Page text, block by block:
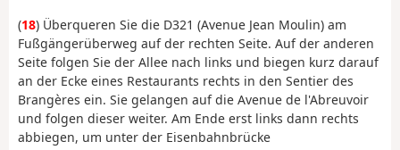
(18) Überqueren Sie die D321 (Avenue Jean Moulin) am
Fußgängerüberweg auf der rechten Seite. Auf der anderen
Seite folgen Sie der Allee nach links und biegen kurz darauf
an der Ecke eines Restaurants rechts in den Sentier des
Brangères ein. Sie gelangen auf die Avenue de l'Abreuvoir
und folgen dieser weiter. Am Ende erst links dann rechts
abbiegen, um unter der Eisenbahnbrücke